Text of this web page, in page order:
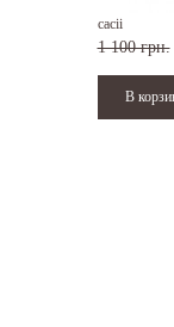
cacii
1 100 грн.